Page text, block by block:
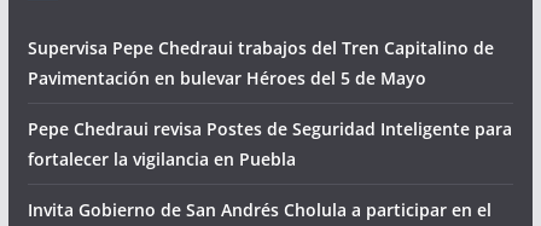
Supervisa Pepe Chedraui trabajos del Tren Capitalino de
Pavimentación en bulevar Héroes del 5 de Mayo
Pepe Chedraui revisa Postes de Seguridad Inteligente para
fortalecer la vigilancia en Puebla
Invita Gobierno de San Andrés Cholula a participar en el